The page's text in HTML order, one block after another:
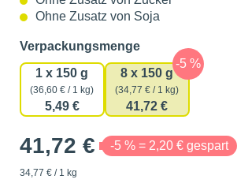
Ohne Zusatz von Soja
Verpackungsmengeauswählen
1 x 150 g
(36,60 € / 1 kg)
5,49 €
8 x 150 g
(34,77 € / 1 kg)
41,72 €
41,72 € -5 % = 2,20 € gespart
34,77 € / 1 kg